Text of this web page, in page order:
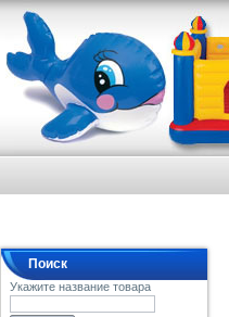
Поиск
Укажите название товара